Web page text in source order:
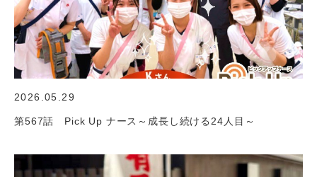
2026.05.29
第567話 Pick Up ナース～成長し続ける24人目～